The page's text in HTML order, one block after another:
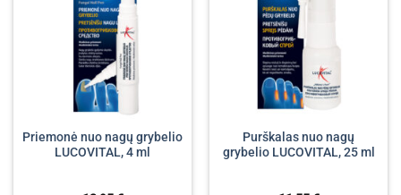
Priemonė nuo nagų grybelio
LUCOVITAL, 4 ml
Purškalas nuo nagų
grybelio LUCOVITAL, 25 ml